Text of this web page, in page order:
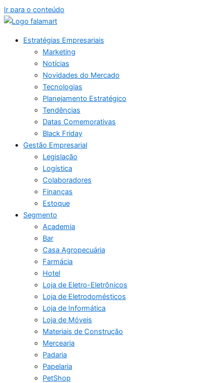
Ir para o conteúdo
Estratégias Empresariais
Marketing
Notícias
Novidades do Mercado
Tecnologias
Planejamento Estratégico
Tendências
Datas Comemorativas
Black Friday
Gestão Empresarial
Legislação
Logística
Colaboradores
Finanças
Estoque
Segmento
Academia
Bar
Casa Agropecuária
Farmácia
Hotel
Loja de Eletro-Eletrônicos
Loja de Eletrodomésticos
Loja de Informática
Loja de Móveis
Materiais de Construção
Mercearia
Padaria
Papelaria
PetShop